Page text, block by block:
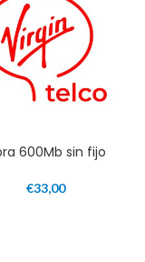
600Mb sin fijo
€33,00